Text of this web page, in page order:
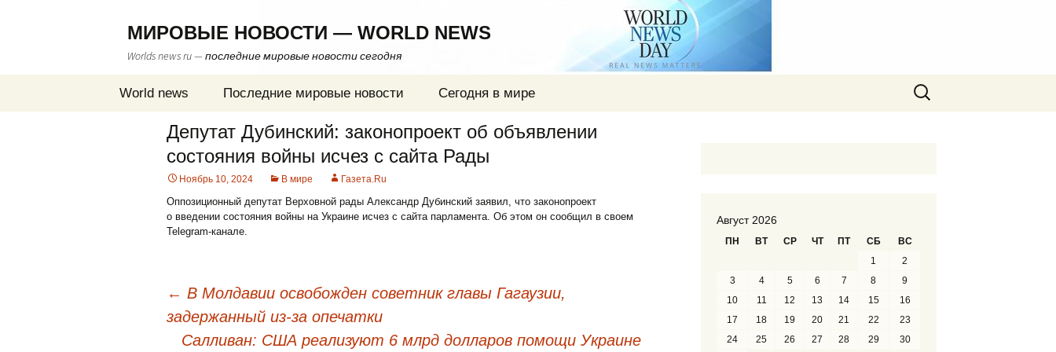
МИРОВЫЕ НОВОСТИ — WORLD NEWS
Worlds news ru — последние мировые новости сегодня
содержимому
World news Последние мировые новости Сегодня в мире
Найти:
Депутат Дубинский: законопроект об объявлении
состояния войны исчез с сайта Рады
Ноябрь 10, 2024 В мире Газета.Ru
Оппозиционный депутат Верховной рады Александр Дубинский заявил, что законопроект
о введении состояния войны на Украине исчез с сайта парламента. Об этом он сообщил в своем
Telegram-канале.
← В Молдавии освобожден советник главы Гагаузии,
задержанный из-за опечатки
Салливан: США реализуют 6 млрд долларов помощи Украине
Август 2026
ПН ВТ СР ЧТ ПТ СБ ВС
1
2
3
4 5 6 7 8
9
10
11 12 13 14 15
16
17
18 19 20 21 22
23
24
25 26 27 28 29
30